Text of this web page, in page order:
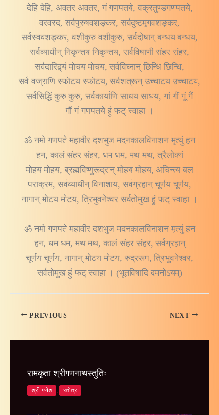
देहि देहि, अवतर अवतर, गं गणपतये, वक्रतुण्डगणपतये,
वरवरद, सर्वपुरुषवशङ्कर, सर्वदुष्टमृगवशङ्कर,
सर्वस्ववशङ्कर, वशीकुरु वशीकुरु, सर्वदोषान् बन्धय बन्धय,
सर्वव्याधीन् निकृन्तय निकृन्तय, सर्वविषाणी संहर संहर,
सर्वदारिद्र्यं मोचय मोचय, सर्वविघ्नान् छिन्धि छिन्धि,
सर्व वज्राणि स्फोटय स्फोटय, सर्वशत्रून् उच्चाटय उच्चाटय,
सर्वसिद्धिं कुरु कुरु, सर्वकार्याणि साधय साधय, गां गीं गूं गैं
गौं गं गणपतये हुं फट् स्वाहा ।
ॐ नमो गणपते महावीर दशभुज मदनकालविनाशन मृत्युं हन
हन, कालं संहर संहर, धम धम, मथ मथ, त्रैलोक्यं
मोहय मोहय, ब्रह्मविष्णुरूद्रान् मोहय मोहय, अचिन्त्य बल
पराक्रम, सर्वव्याधीन् विनाशाय, सर्वग्रहान् चूर्णय चूर्णय,
नागान् मोटय मोटय, त्रिभुवनेश्वर सर्वतोमुख हुं फट् स्वाहा ।
ॐ नमो गणपते महावीर दशभुज मदनकालविनाशन मृत्युं हन
हन, धम धम, मथ मथ, कालं संहर संहर, सर्वग्रहान्
चूर्णय चूर्णय, नागान् मोटय मोटय, रुद्ररूप, त्रिभुवनेश्वर,
सर्वतोमुख हुं फट् स्वाहा । (भूतविषादि दमनोऽयम्)
PREVIOUS NEXT
रामकृता श्रीगणनाथस्तुतिः
श्री गणेश , स्तोत्र